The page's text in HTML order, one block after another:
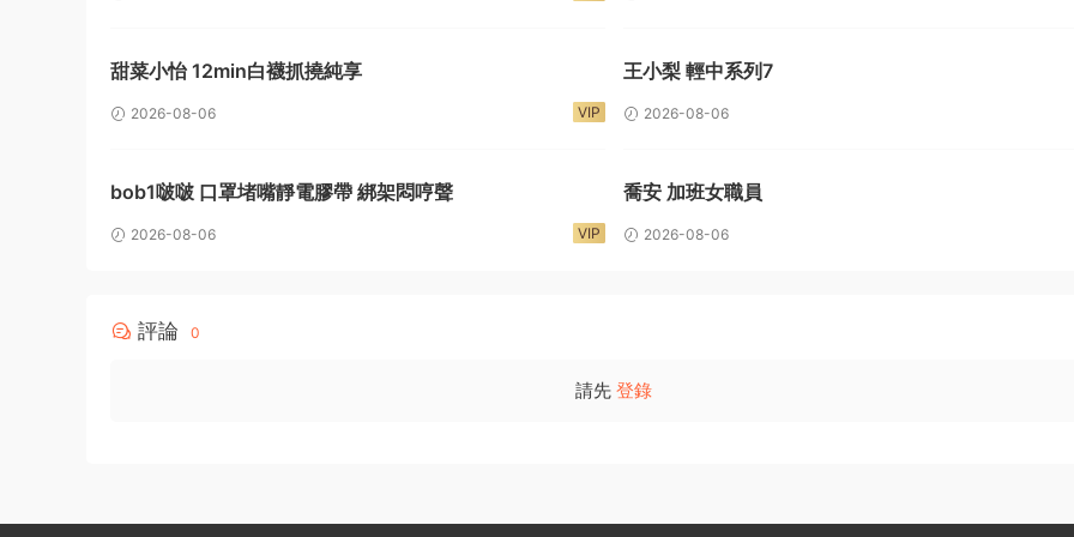
甜菜小怡 12min白襪抓撓純享
2026-08-06 VIP
王小梨 輕中系列7
2026-08-06
bob1啵啵 口罩堵嘴靜電膠帶 綁架悶哼聲
2026-08-06 VIP
喬安 加班女職員
2026-08-06
評論 0
請先 登錄